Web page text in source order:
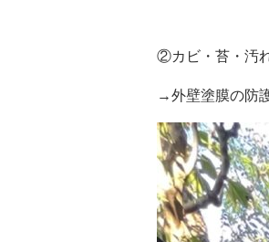
②カビ・苔・汚
→外壁塗膜の防